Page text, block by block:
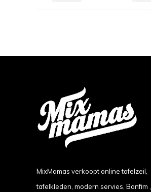
MixMamas verkoopt online tafelzeil,
tafelkleden, modern servies, Bonfim ,